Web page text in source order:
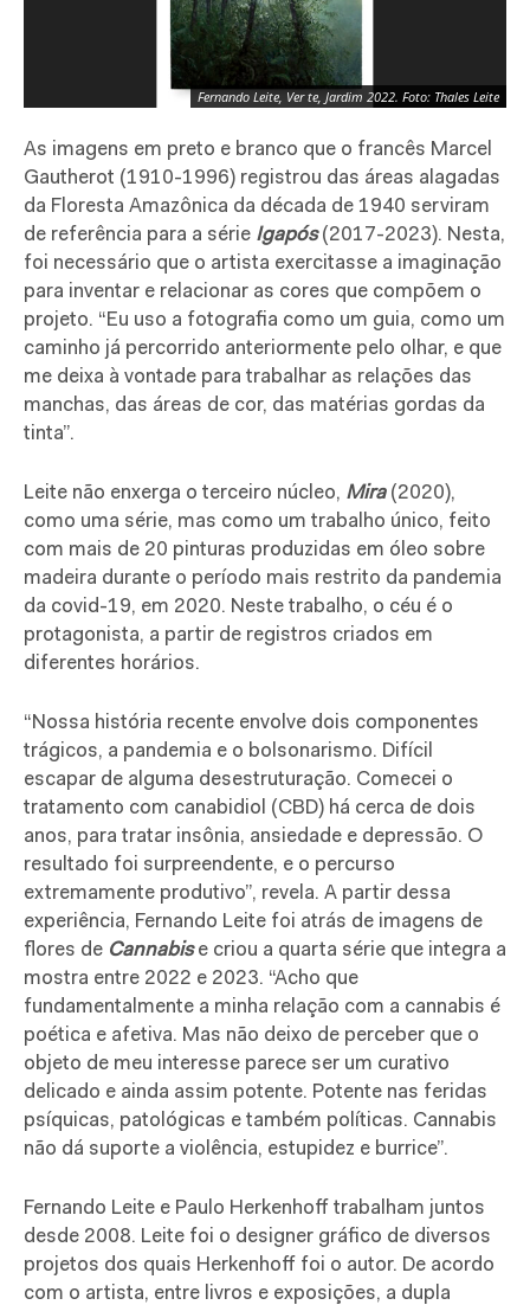
Fernando Leite, Ver te, Jardim 2022. Foto: Thales Leite
As imagens em preto e branco que o francês Marcel
Gautherot (1910-1996) registrou das áreas alagadas
da Floresta Amazônica da década de 1940 serviram
de referência para a série Igapós(2017-2023). Nesta,
foi necessário que o artista exercitasse a imaginação
para inventar e relacionar as cores que compõem o
projeto. “Eu uso a fotografia como um guia, como um
caminho já percorrido anteriormente pelo olhar, e que
me deixa à vontade para trabalhar as relações das
manchas, das áreas de cor, das matérias gordas da
tinta”.
Leite não enxerga o terceiro núcleo, Mira(2020),
como uma série, mas como um trabalho único, feito
com mais de 20 pinturas produzidas em óleo sobre
madeira durante o período mais restrito da pandemia
da covid-19, em 2020. Neste trabalho, o céu é o
protagonista, a partir de registros criados em
diferentes horários.
“Nossa história recente envolve dois componentes
trágicos, a pandemia e o bolsonarismo. Difícil
escapar de alguma desestruturação. Comecei o
tratamento com canabidiol (CBD) há cerca de dois
anos, para tratar insônia, ansiedade e depressão. O
resultado foi surpreendente, e o percurso
extremamente produtivo”, revela. A partir dessa
experiência, Fernando Leite foi atrás de imagens de
flores de Cannabise criou a quarta série que integra a
mostra entre 2022 e 2023. “Acho que
fundamentalmente a minha relação com a cannabis é
poética e afetiva. Mas não deixo de perceber que o
objeto de meu interesse parece ser um curativo
delicado e ainda assim potente. Potente nas feridas
psíquicas, patológicas e também políticas. Cannabis
não dá suporte a violência, estupidez e burrice”.
Fernando Leite e Paulo Herkenhoff trabalham juntos
desde 2008. Leite foi o designer gráfico de diversos
projetos dos quais Herkenhoff foi o autor. De acordo
com o artista, entre livros e exposições, a dupla